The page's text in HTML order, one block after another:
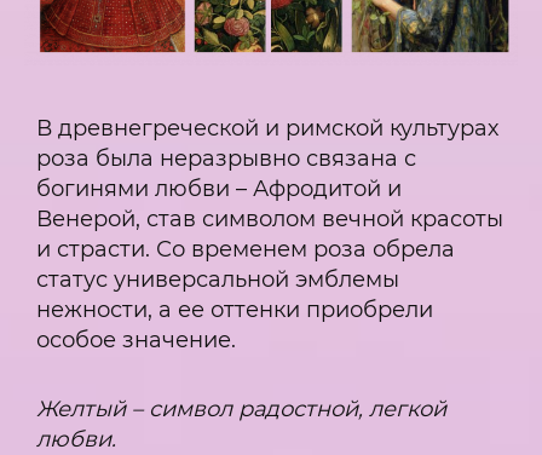
В древнегреческой и римской культурах
роза была неразрывно связана с
богинями любви – Афродитой и
Венерой, став символом вечной красоты
и страсти. Со временем роза обрела
статус универсальной эмблемы
нежности, а ее оттенки приобрели
особое значение.
Желтый – символ радостной, легкой
любви.